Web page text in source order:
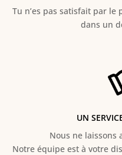
Tu n’es pas satisfait par le
dans un
UN
Nous ne laissons
Notre équipe est à votre